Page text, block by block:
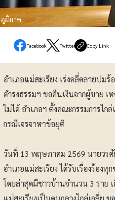
ภูมิภาค
Facebook Twitter Copy Link
อำเภอแม่สะเรียง เร่งคลี่คลายปม
ดำรงธรรมฯ ขอคืนเงินจากผู้ขาย
ไม่ได้ อำเภอฯ ตั้งคณะกรรมการไ
กรณีเจรจาหาข้อยุติ
วันที่ 13 พฤษภาคม 2569 นายวรศั
อำเภอแม่สะเรียง ได้รับเรื่องร้อ
โดยล่าสุดมีชาวบ้านจำนวน 3 ราย